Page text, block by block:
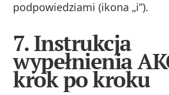
podpowiedziami (ikona „i”).
7. Instrukcja
wypełnienia
krok po kroku